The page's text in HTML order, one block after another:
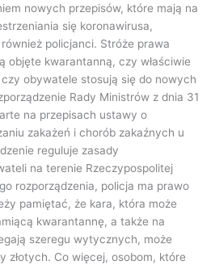
nowych przepisów, które mają na
się koronawirusa,
policjanci. Stróże prawa
objęte kwarantanną, czy właściwie
obywatele stosują się do nowych
Rady Ministrów z dnia 31
na przepisach ustawy o
zakażeń i chorób zakaźnych u
reguluje zasady
na terenie Rzeczypospolitej
rozporządzenia, policja ma prawo
pamiętać, że kara, która może
kwarantannę, a także na
szeregu wytycznych, może
Co więcej, osobom, które